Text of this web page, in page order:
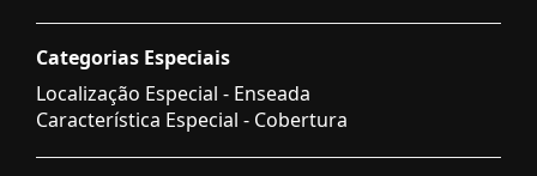
Categorias Especiais
Localização Especial - Enseada
Característica Especial - Cobertura